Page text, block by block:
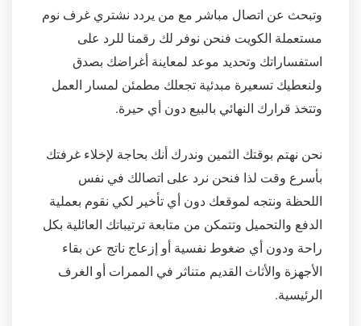
وتبحث عن اتصال مباشر مع من يردد نشتري غرف نوم
مستعملة الكويت فنحن نوفر لك رقمنا للرد على
استفساراتك وتحديد موعد لمعاينة أغراضك بصدق
ولنعطيك تسعيرة مبدئية تجعلك مطمئن لمسار العمل
وتتخذ قرارك النهائي بالبيع دون أي حيرة.
نحن نهتم بوقتك الثمين وندرك أنك بحاجة لإخلاء غرفتك
بأسرع وقت لذا فنحن نرد على اتصالك في نفس
اللحظة ونتجه لموقعك دون أي تأخير لكي نقوم بعملية
الدفع والتحميل وتتمكن من متابعة ترتيباتك العائلية بكل
راحة ودون أي ضغوط نفسية أو إزعاج ناتج عن بقاء
الأجهزة والأثاث القديم متناثر في الممرات أو الغرف
الرئيسية.